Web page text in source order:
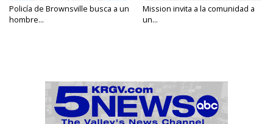
Policía de Brownsville busca a un
hombre...
Mission invita a la comunidad a
un...